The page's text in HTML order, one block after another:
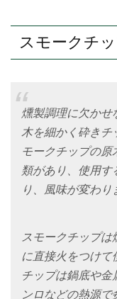
スモークチ
燻製調理に欠かせ
木を細かく砕きチ
モークチップの原
類があり、使用す
り、風味が変わり
スモークチップ
に直接火をつけて
チップは鍋底や金
ンロなどの熱源